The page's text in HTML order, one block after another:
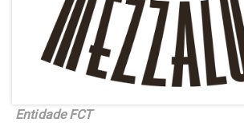
Entidade FCT